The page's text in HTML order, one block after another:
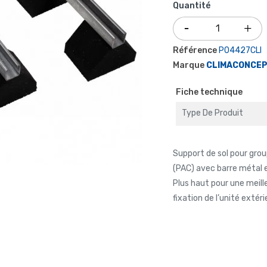
Quantité
Référence P04427CLI
Marque
Fiche technique
Type De Produit
Support de sol pour
(PAC) avec barre métal
Plus haut pour une
fixation de l’unité